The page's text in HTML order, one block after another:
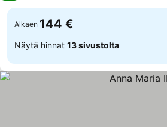
Alkaen 144 €
Näytä hinnat 13 sivustolta